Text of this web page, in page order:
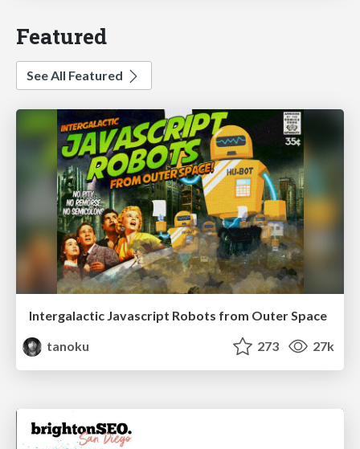
Featured
See All Featured
Intergalactic Javascript Robots from Outer Space
tanoku
273 27k